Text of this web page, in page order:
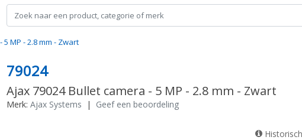
MP - 2.8 mm - Zwart
79024
Ajax 79024 Bullet camera - 5 MP - 2.8 mm - Zwart
Merk: Ajax Systems | Geef een beoordeling